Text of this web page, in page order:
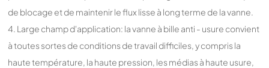
de blocage et de maintenir le flux lisse à long terme de la vanne.
4. Large champ d'application: la vanne à bille anti - usure convient
à toutes sortes de conditions de travail difficiles, y compris la
haute température, la haute pression, les médias à haute usure,